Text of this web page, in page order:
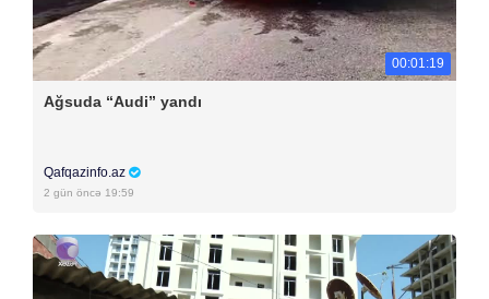
00:01:19
Ağsuda “Audi” yandı
Qafqazinfo.az
2 gün öncə 19:59